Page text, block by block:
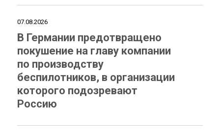
07.08.2026
В Германии предотвращено
покушение на главу компании
по производству
беспилотников, в организации
которого подозревают
Россию